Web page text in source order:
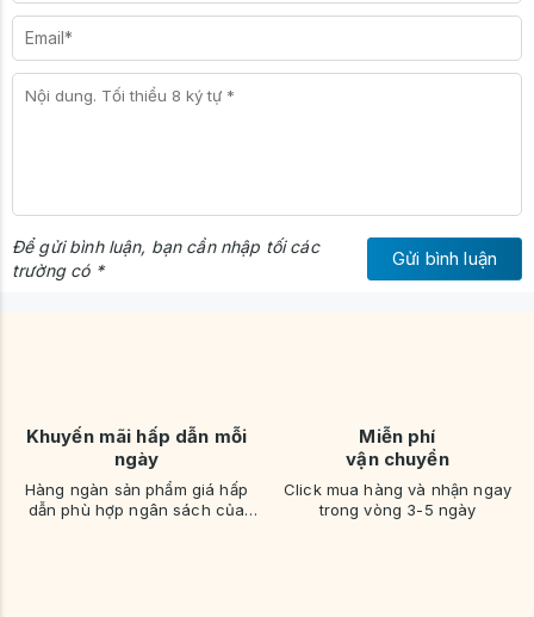
Để gửi bình luận, bạn cần nhập tối các
trường có *
Gửi bình luận
Khuyến mãi hấp dẫn mỗi
ngày
Hàng ngàn sản phẩm giá hấp
dẫn phù hợp ngân sách của
Miễn phí
vận chuyển
Click mua hàng và nhận ngay
trong vòng 3-5 ngày